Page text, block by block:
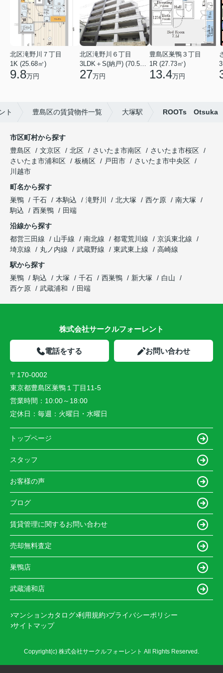
北区滝野川７丁目
1K (25.68㎡)
9.8万円
北区滝野川６丁目
27万円
豊島区巣鴨３丁目
1R (27.73㎡)
13.4万円
ト 豊島区の賃貸物件一覧 大塚駅 ROOTs Otsuka
市区町村から探す
豊島区
文京区 北区 さいたま市南区
さいたま市桜区
さいたま市浦和区
板橋区 戸田市
さいたま市中央区
川越市
町名から探す
巣鴨
千石 本駒込 滝野川 北大塚 西ケ原
南大塚
駒込
西巣鴨
田端
沿線から探す
都営三田線
山手線 南北線 都電荒川線
京浜東北線
埼京線
丸ノ内線 武蔵野線 東武東上線
高崎線
駅から探す
巣鴨
駒込 大塚 千石 西巣鴨 新大塚
白山
西ケ原
武蔵浦和 田端
株式会社サークルフォーレント
電話をする お問い合わせ
〒170-0002
東京都豊島区巣鴨１丁目11-5
営業時間： 10:00～18:00
定休日： 毎週：火曜日・水曜日
トップページ
スタッフ
お客様の声
ブログ
賃貸管理に関するお問い合わせ
売却無料査定
巣鴨店
武蔵浦和店
マンションカタログ 利用規約 プライバシーポリシー
サイトマップ
Copyright(c) 株式会社サークルフォーレント All Rights Reserved.